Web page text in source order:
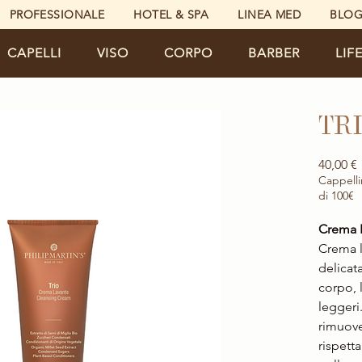
PROFESSIONALE HOTEL & SPA LINEA MED
CAPELLI VISO CORPO BARBER
40,00 €
di 100€
Crema
Crema
corpo,